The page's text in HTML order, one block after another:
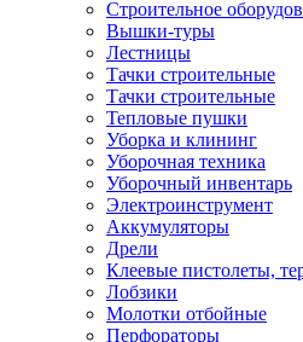
Строительное
Вышки-туры
Лестницы
Тачки строительные
Тачки строительные
Тепловые пушки
Уборка и клининг
Уборочная техника
Уборочный инвентарь
Электроинструмент
Аккумуляторы
Дрели
Клеевые пистолеты,
Лобзики
Молотки отбойные
Перфораторы